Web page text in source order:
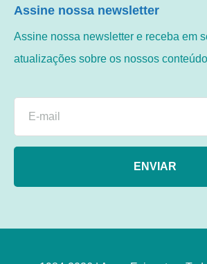
Assine nossa newsletter
Assine nossa newsletter e receba em
atualizações sobre os nossos
ENVIAR